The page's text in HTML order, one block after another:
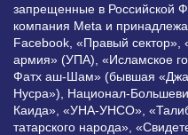
запрещенные в Российской
компания Meta и
Facebook, «Правый сектор»,
армия» (УПА), «Исламское
Фатх аш-Шам» (бывшая
Нусра»), Национал-
Каида», «УНА-УНСО»,
татарского народа»,